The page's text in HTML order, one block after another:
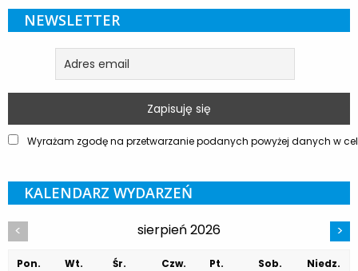
NEWSLETTER
Wyrażam zgodę na przetwarzanie podanych powyżej danych w
KALENDARZ WYDARZEŃ
< sierpień 2026 >
Pon. Wt. Śr. Czw. Pt. Sob.
Niedz.